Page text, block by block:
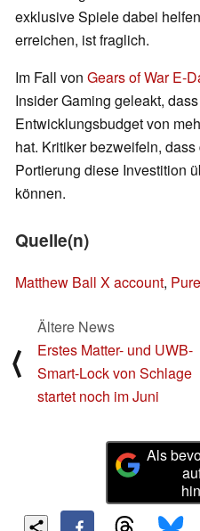
exklusive Spiele dabei
erreichen, ist fraglich.
Im Fall von Gears of War E-
Insider Gaming geleakt,
Entwicklungsbudget von
hat. Kritiker bezweifeln,
Portierung diese Investition
können.
Quelle(n)
Matthew Ball X account,
⟨
Ältere News
Erstes Matter- und UWB-
Smart-Lock von Schlage
startet noch im Juni
Als